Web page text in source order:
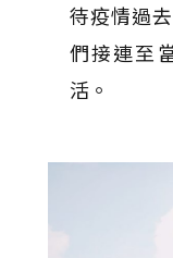
待疫情過
們接連至
活。